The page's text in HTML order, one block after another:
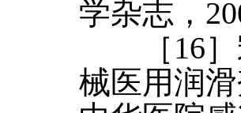
学杂志，
［16］
械医用润